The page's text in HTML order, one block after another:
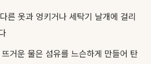
른 옷과 엉키거나 세탁기 날개에 걸리
뜨거운 물은 섬유를 느슨하게 만들어 탄